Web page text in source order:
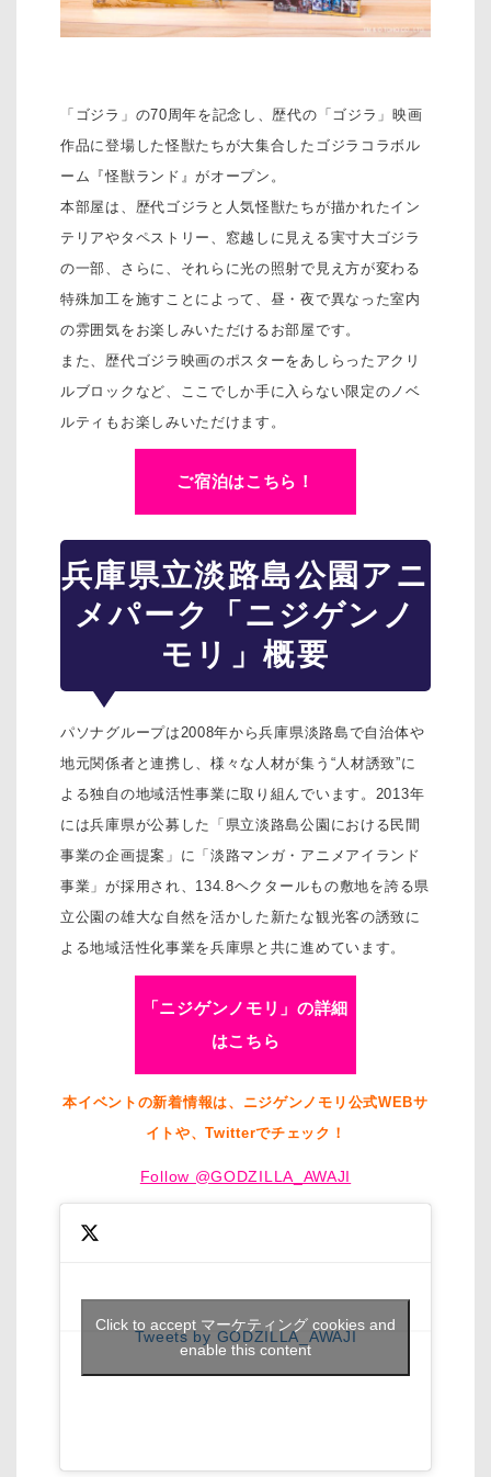
「ゴジラ」の70周年を記念し、歴代の「ゴジラ」映画
作品に登場した怪獣たちが大集合したゴジラコラボル
ーム『怪獣ランド』がオープン。
本部屋は、歴代ゴジラと人気怪獣たちが描かれたイン
テリアやタペストリー、窓越しに見える実寸大ゴジラ
の一部、さらに、それらに光の照射で見え方が変わる
特殊加工を施すことによって、昼・夜で異なった室内
の雰囲気をお楽しみいただけるお部屋です。
また、歴代ゴジラ映画のポスターをあしらったアクリ
ルブロックなど、ここでしか手に入らない限定のノベ
ルティもお楽しみいただけます。
ご宿泊はこちら！
兵庫県立淡路島公園アニ
メパーク「ニジゲンノ
モリ」概要
パソナグループは2008年から兵庫県淡路島で自治体や
地元関係者と連携し、様々な人材が集う“人材誘致”に
よる独自の地域活性事業に取り組んでいます。2013年
には兵庫県が公募した「県立淡路島公園における民間
事業の企画提案」に「淡路マンガ・アニメアイランド
事業」が採用され、134.8ヘクタールもの敷地を誇る県
立公園の雄大な自然を活かした新たな観光客の誘致に
よる地域活性化事業を兵庫県と共に進めています。
「ニジゲンノモリ」の詳細
はこちら
本イベントの新着情報は、ニジゲンノモリ公式WEBサ
イトや、Twitterでチェック！
Follow @GODZILLA_AWAJI
Tweets by GODZILLA_AWAJI
Click to accept マーケティング cookies and
enable this content